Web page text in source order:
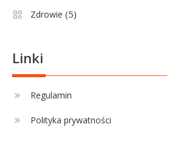
Jagiellonia Białystok
4 Sport
strzelców Primera
Zdrowie (5)
Linki
Regulamin
Polityka prywatności